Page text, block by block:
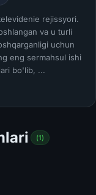
rejissyori.
va u turli
uchun
eng sermahsul ishi
bo'lib, ...
(1)